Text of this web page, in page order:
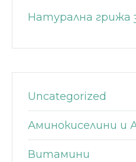
Натурална грижа
Uncategorized
Аминокиселини и
Витамини